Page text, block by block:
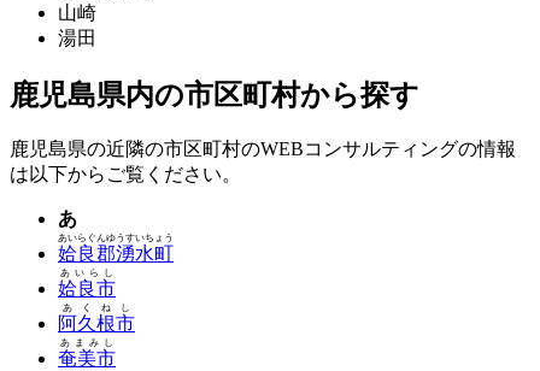
山崎
湯田
鹿児島県内の市区町村から探す
鹿児島県の近隣の市区町村のWEBコンサルティングの情報
は以下からご覧ください。
あ
姶良郡湧水町
あいらぐんゆうすいちょう
姶良市
あいらし
阿久根市
あくねし
奄美市
あまみし